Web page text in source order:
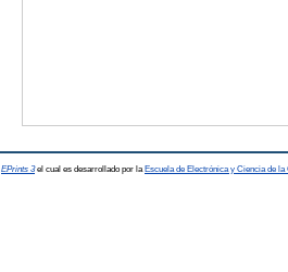
EPrints 3el cual es desarrollado por la Escuela de Electrónica y Ciencia de la